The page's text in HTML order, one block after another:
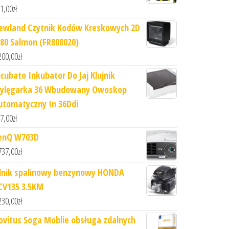
zł
Czytnik Kodów Kreskowych 2D
Salmon (FR808020)
zł
Inkubator Do Jaj Klujnik
36 Wbudowany Owoskop
In 36Ddi
zł
W703D
zł
spalinowy benzynowy HONDA
3.5KM
zł
Soga Moblie obsługa zdalnych